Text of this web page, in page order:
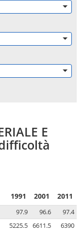
E
1991 2001 2011
97.9 96.6
97.4
5225.5 6611.5 6390